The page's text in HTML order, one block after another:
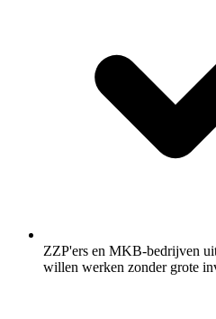
ZZP'ers en MKB-bedrijven
willen werken zonder grote